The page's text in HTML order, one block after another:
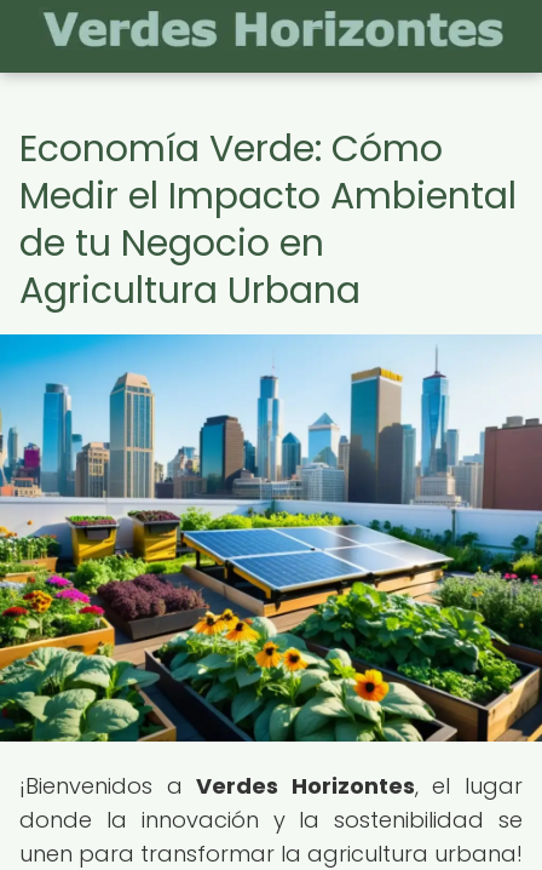
Economía Verde: Cómo
Medir el Impacto Ambiental
de tu Negocio en
Agricultura Urbana
¡Bienvenidos aVerdes Horizontes, el lugar
donde la innovación y la sostenibilidad se
unen para transformar la agricultura urbana!